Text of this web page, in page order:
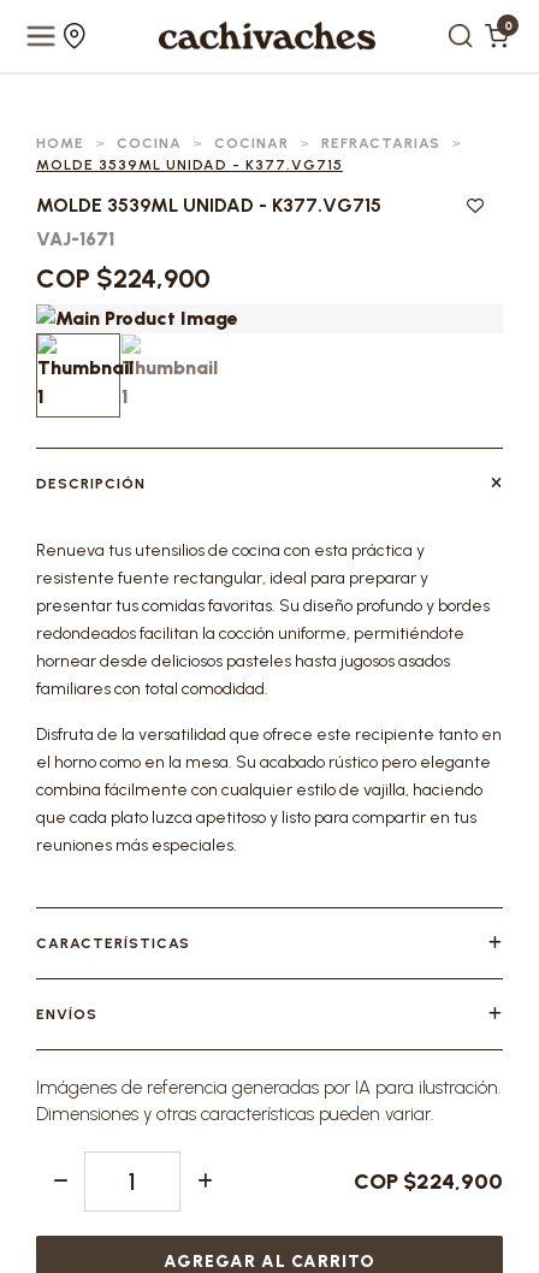
0
HOME > COCINA > COCINAR > REFRACTARIAS
>
MOLDE 3539ML UNIDAD - K377.VG715
MOLDE 3539ML UNIDAD - K377.VG715
VAJ-1671
COP $224,900
DESCRIPCIÓN
Renueva tus utensilios de cocina con esta práctica y
resistente fuente rectangular, ideal para preparar y
presentar tus comidas favoritas. Su diseño profundo y bordes
redondeados facilitan la cocción uniforme, permitiéndote
hornear desde deliciosos pasteles hasta jugosos asados
familiares con total comodidad.
Disfruta de la versatilidad que ofrece este recipiente tanto en
el horno como en la mesa. Su acabado rústico pero elegante
combina fácilmente con cualquier estilo de vajilla, haciendo
que cada plato luzca apetitoso y listo para compartir en tus
reuniones más especiales.
CARACTERÍSTICAS
ENVÍOS
Imágenes de referencia generadas por IA para ilustración.
Dimensiones y otras características pueden variar.
COP $224,900
AGREGAR AL CARRITO